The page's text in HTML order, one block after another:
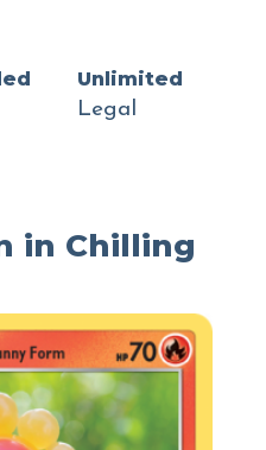
Unlimited
Legal
in Chilling